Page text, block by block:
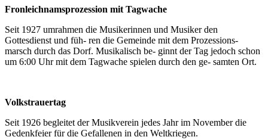
Fronleichnamsprozession mit Tagwache
Seit 1927 umrahmen die Musikerinnen und Musiker den
Gottesdienst und füh- ren die Gemeinde mit dem Prozessions-
marsch durch das Dorf. Musikalisch be- ginnt der Tag jedoch schon
um 6:00 Uhr mit dem Tagwache spielen durch den ge- samten Ort.
Volkstrauertag
Seit 1926 begleitet der Musikverein jedes Jahr im November die
Gedenkfeier für die Gefallenen in den Weltkriegen.